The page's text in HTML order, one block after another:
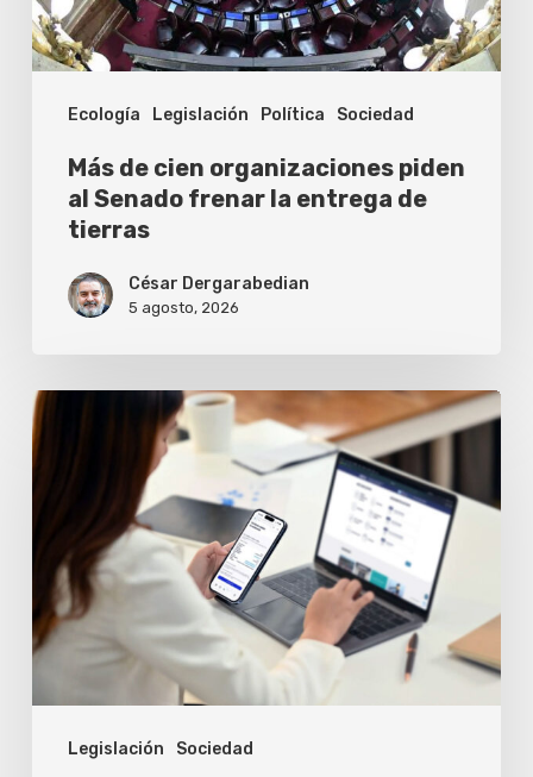
Ecología Legislación Política Sociedad
frenar
la
entrega
tierras
Más de cien organizaciones piden
al Senado frenar la entrega de
tierras
César Dergarabedian
5 agosto, 2026
Legislación Sociedad
Cómo
conseguir
la
digital
gratis
desde
celular